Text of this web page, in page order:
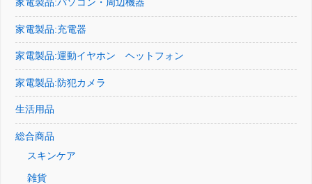
家電製品:パソコン・周辺機器
家電製品:充電器
家電製品:運動イヤホン ヘットフォン
家電製品:防犯カメラ
生活用品
総合商品
スキンケア
雑貨